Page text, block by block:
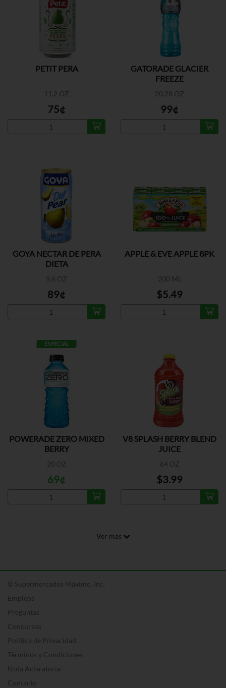
PETIT PERA
11.2 OZ
75¢
GATORADE GLACIER
FREEZE
20.28 OZ
99¢
GOYA NECTAR DE PERA
DIETA
9.6 OZ
89¢
APPLE & EVE APPLE 8PK
200 ML
$5.49
ESPECIAL
POWERADE ZERO MIXED
BERRY
20 OZ
69¢
V8 SPLASH BERRY BLEND
JUICE
64 OZ
$3.99
Ver más
© Supermercados Máximo, Inc.
Empleos
Preguntas
Concursos
Política de Privacidad
Términos y Condiciones
Nota Aclaratoria
Contacto